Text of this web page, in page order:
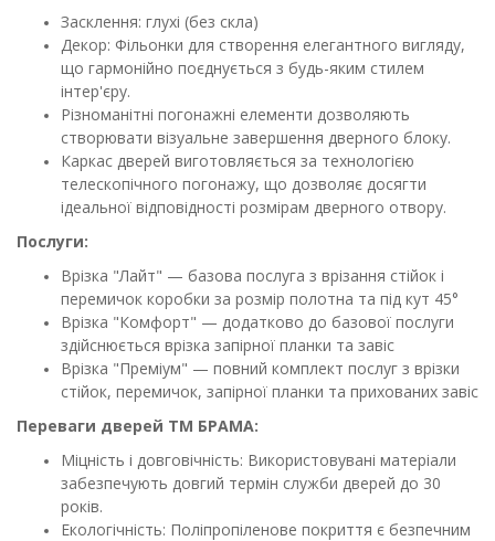
Засклення: глухі (без скла)
Декор: Фільонки для створення елегантного вигляду,
що гармонійно поєднується з будь-яким стилем
інтер'єру.
Різноманітні погонажні елементи дозволяють
створювати візуальне завершення дверного блоку.
Каркас дверей виготовляється за технологією
телескопічного погонажу, що дозволяє досягти
ідеальної відповідності розмірам дверного отвору.
Послуги:
Врізка "Лайт" — базова послуга з врізання стійок і
перемичок коробки за розмір полотна та під кут 45°
Врізка "Комфорт" — додатково до базової послуги
здійснюється врізка запірної планки та завіс
Врізка "Преміум" — повний комплект послуг з врізки
стійок, перемичок, запірної планки та прихованих завіс
Переваги дверей ТМ БРАМА:
Міцність і довговічність: Використовувані матеріали
забезпечують довгий термін служби дверей до 30
років.
Екологічність: Поліпропіленове покриття є безпечним